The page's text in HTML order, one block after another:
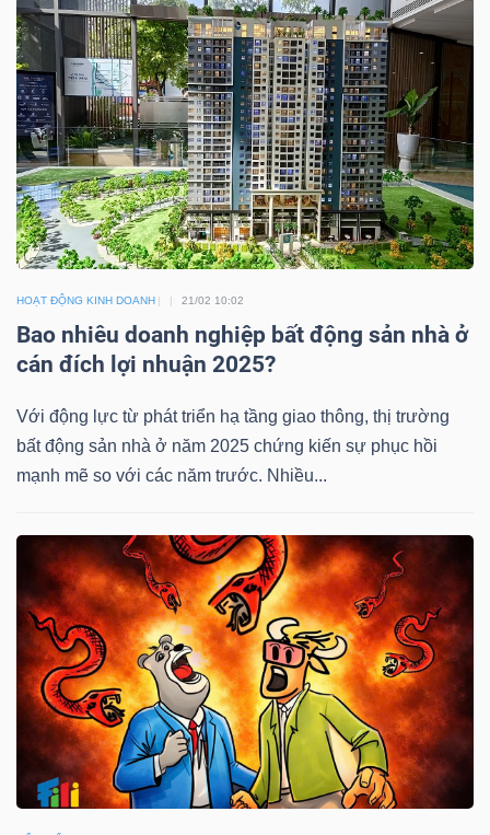
HOẠT ĐỘNG KINH DOANH 21/02 10:02
Bao nhiêu doanh nghiệp bất động sản nhà ở
cán đích lợi nhuận 2025?
Với động lực từ phát triển hạ tầng giao thông, thị trường
bất động sản nhà ở năm 2025 chứng kiến sự phục hồi
mạnh mẽ so với các năm trước. Nhiều...
VS-
SECTOR
NĂNG
LƯỢNG
NGUYÊN
LIỆU
CÔNG
NGHIỆP
TIÊU
DÙNG
KHÔNG
THIẾT